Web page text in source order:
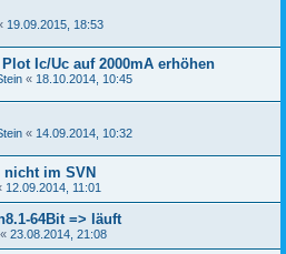
19.09.2015, 18:53
Ic/Uc auf 2000mA erhöhen
« 18.10.2014, 10:45
« 14.09.2014, 10:32
nicht im SVN
12.09.2014, 11:01
64Bit => läuft
« 23.08.2014, 21:08